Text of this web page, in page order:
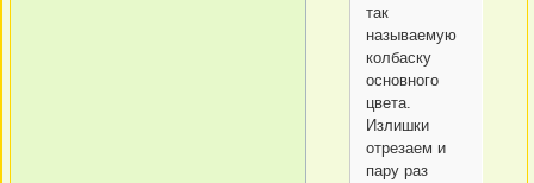
так
называемую
колбаску
основного
цвета.
Излишки
отрезаем и
пару раз